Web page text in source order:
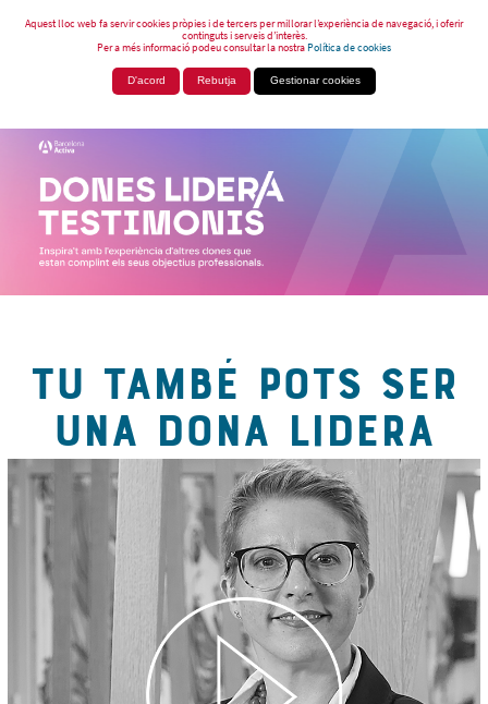
Aquest lloc web fa servir cookies pròpies i de tercers per millorar l’experiència de navegació, i oferir
continguts i serveis d’interès.
Per a més informació podeu consultar la nostraPolítica de cookies
D'acord Rebutja Gestionar cookies
TU TAMBÉ POTS SER
UNA DONA LIDERA